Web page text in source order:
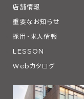
店舗情報
重要なお知らせ
採用・求人情報
LESSON
Webカタログ